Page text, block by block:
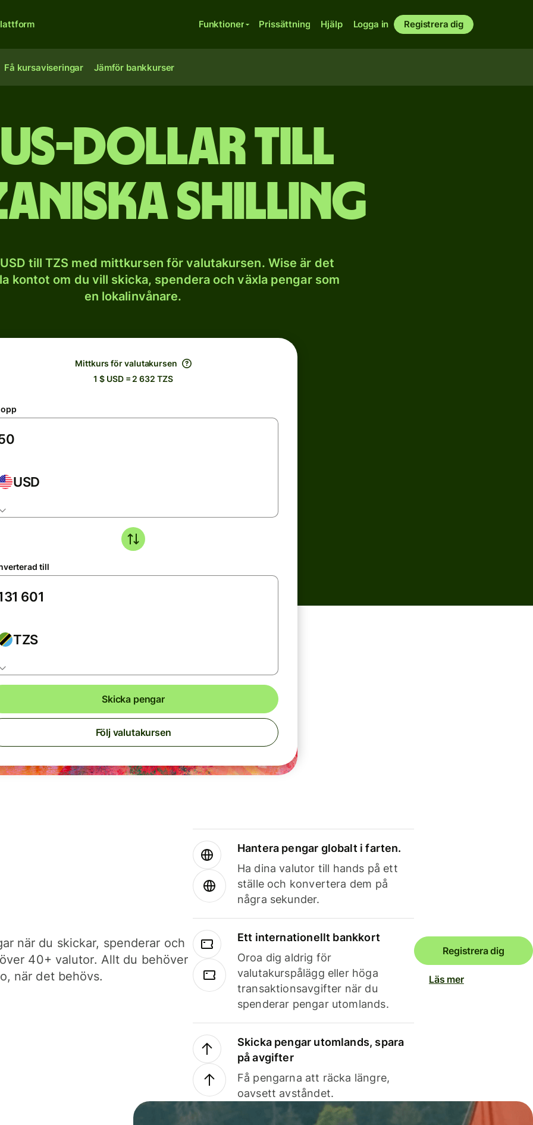
Funktioner Prissättning Hjälp Logga in Registrera dig
Få kursaviseringar Jämför bankkurser
US-dollar till
shilling
till TZS med mittkursen för valutakursen. Wise är det
kontot om du vill skicka, spendera och växla pengar som
en lokalinvånare.
Mittkurs för valutakursen
1 $ USD = 2 632 TZS
USD
till
TZS
Skicka pengar
Följ valutakursen
när du skickar, spenderar och
40+ valutor. Allt du behöver
när det behövs.
Hantera pengar globalt i farten.
Ha dina valutor till hands på ett
ställe och konvertera dem på
några sekunder.
Ett internationellt bankkort
Oroa dig aldrig för
valutakurspålägg eller höga
transaktionsavgifter när du
spenderar pengar utomlands.
Skicka pengar utomlands, spara
på avgifter
Få pengarna att räcka längre,
oavsett avståndet.
Registrera dig
Läs mer